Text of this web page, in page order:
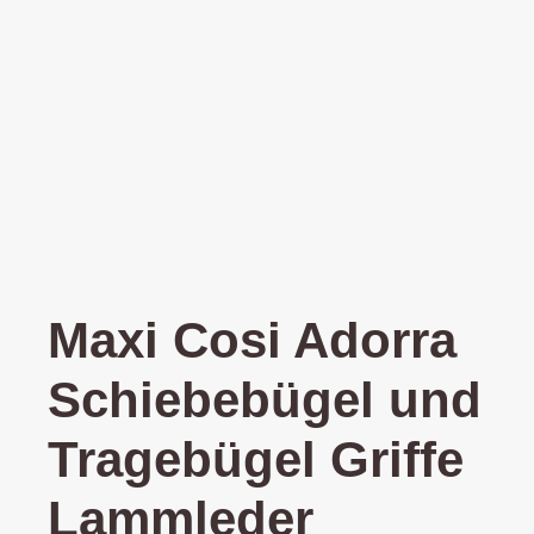
Maxi Cosi Adorra
Schiebebügel und
Tragebügel Griffe
Lammleder